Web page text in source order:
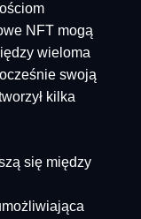
NFT mogą
wieloma
swoją
kilka
się między